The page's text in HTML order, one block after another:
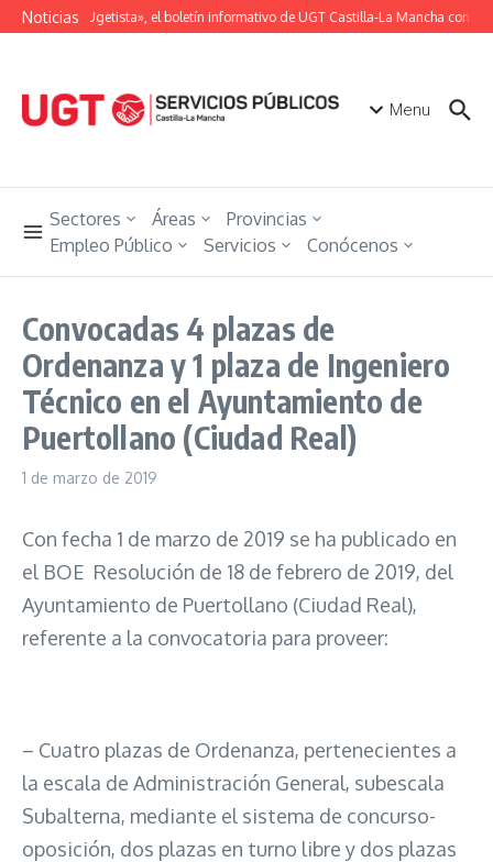
Saltar al contenido
Noticias
«Unión Ugetista», el boletín informativo de UGT Castilla-La Mancha con
Menu
Sectores Áreas
Provincias
Empleo Público
Servicios Conócenos
Convocadas 4 plazas de
Ordenanza y 1 plaza de Ingeniero
Técnico en el Ayuntamiento de
Puertollano (Ciudad Real)
1 de marzo de 2019
Con fecha 1 de marzo de 2019 se ha publicado en
el BOE Resolución de 18 de febrero de 2019, del
Ayuntamiento de Puertollano (Ciudad Real),
referente a la convocatoria para proveer:
– Cuatro plazas de Ordenanza, pertenecientes a
la escala de Administración General, subescala
Subalterna, mediante el sistema de concurso-
oposición, dos plazas en turno libre y dos plazas